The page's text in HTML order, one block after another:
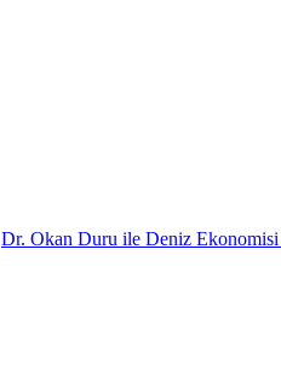
Dr. Okan Duru ile Deniz Ekonomisi